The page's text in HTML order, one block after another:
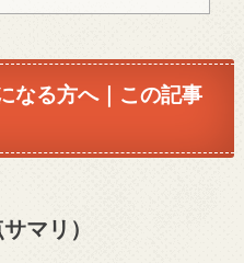
なる方へ｜この記事
マリ）